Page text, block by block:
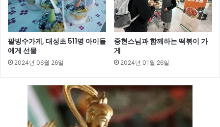
팥빙수가게, 대성초 511명 아이들
에게 선물
2024년 06월 26일
중현스님과 함께하는 떡볶이 가
게
2024년 01월 26일